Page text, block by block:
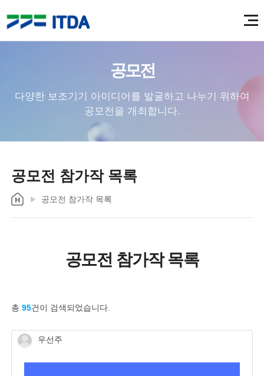
공모전
다양한 보조기기 아이디어를 발굴하고 나누기 위하여
공모전을 개최합니다.
공모전 참가작 목록
공모전 참가작 목록
공모전 참가작 목록
총95건이 검색되었습니다.
우선주